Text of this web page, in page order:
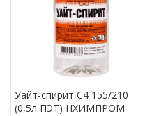
Уайт-спирит С4 155/210
(0,5л ПЭТ) НХИМПРОМ